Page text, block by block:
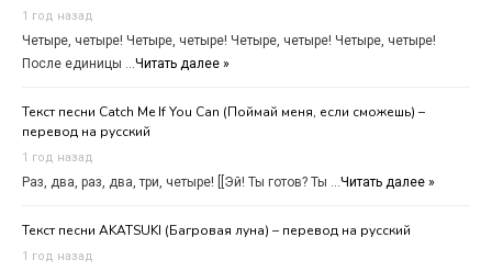
1 год назад
Четыре, четыре! Четыре, четыре! Четыре, четыре! Четыре, четыре!
После единицы …Читать далее »
Текст песни Catch Me If You Can (Поймай меня, если сможешь) –
перевод на русский
1 год назад
Раз, два, раз, два, три, четыре! [[Эй! Ты готов? Ты …Читать далее »
Текст песни AKATSUKI (Багровая луна) – перевод на русский
1 год назад